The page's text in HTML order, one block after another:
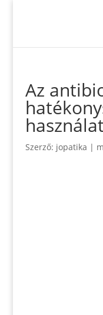
Az
Szerző: jopatika |